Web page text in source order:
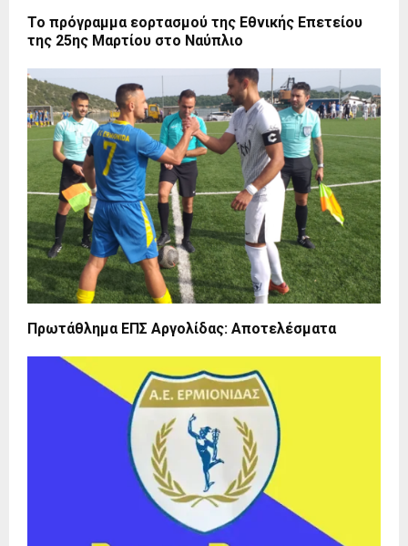
Το πρόγραμμα εορτασμού της Εθνικής Επετείου
της 25ης Μαρτίου στο Ναύπλιο
Πρωτάθλημα ΕΠΣ Αργολίδας: Αποτελέσματα